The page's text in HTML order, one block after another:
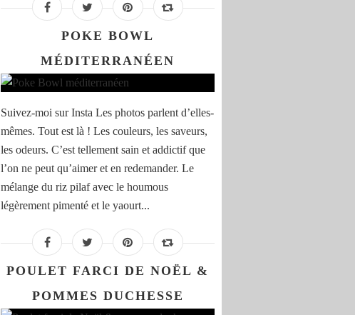
POKE BOWL
MÉDITERRANÉEN
Suivez-moi sur Insta Les photos parlent d’elles-
mêmes. Tout est là ! Les couleurs, les saveurs,
les odeurs. C’est tellement sain et addictif que
l’on ne peut qu’aimer et en redemander. Le
mélange du riz pilaf avec le houmous
légèrement pimenté et le yaourt...
POULET FARCI DE NOËL &
POMMES DUCHESSE